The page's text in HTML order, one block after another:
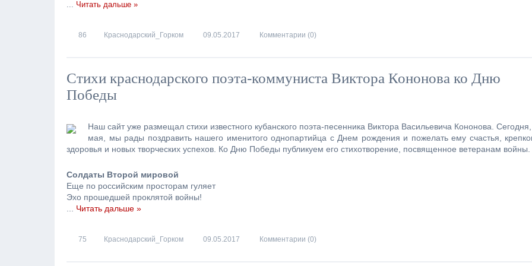
... Читать дальше »
86 Краснодарский_Горком 09.05.2017 Комментарии (0)
Стихи краснодарского поэта-коммуниста Виктора Кононова ко Дню
Победы
Наш сайт уже размещал стихи известного кубанского поэта-песенника Виктора Васильевича Кононова.
мая, мы рады поздравить нашего именитого однопартийца с Днем рождения и пожелать ему счастья,
здоровья и новых творческих успехов. Ко Дню Победы публикуем его стихотворение, посвященное ветеранам войны.
Солдаты Второй мировой
Еще по российским просторам гуляет
Эхо прошедшей проклятой войны!
Читать дальше »
75 Краснодарский_Горком 09.05.2017 Комментарии (0)